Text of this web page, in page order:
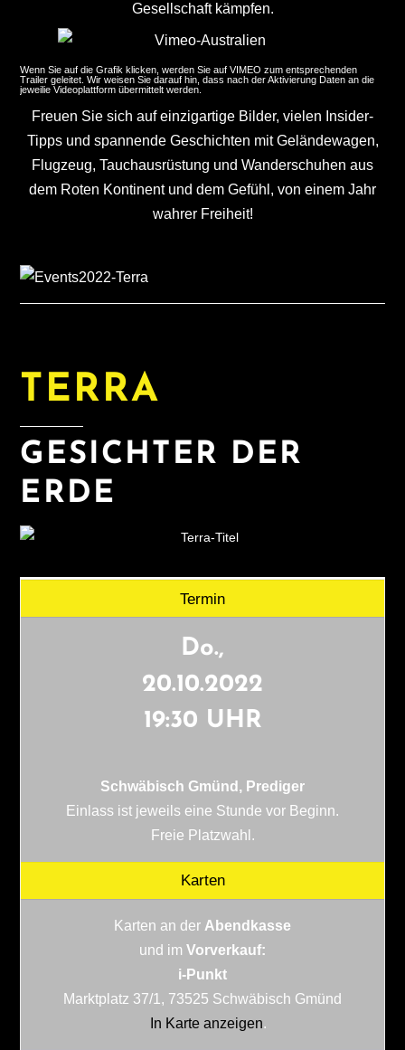
Gesellschaft kämpfen.
Wenn Sie auf die Grafik klicken, werden Sie auf VIMEO zum entsprechenden
Trailer geleitet. Wir weisen Sie darauf hin, dass nach der Aktivierung Daten an die
jeweilie Videoplattform übermittelt werden.
Freuen Sie sich auf einzigartige Bilder, vielen Insider-
Tipps und spannende Geschichten mit Geländewagen,
Flugzeug, Tauchausrüstung und Wanderschuhen aus
dem Roten Kontinent und dem Gefühl, von einem Jahr
wahrer Freiheit!
TERRA
GESICHTER DER
ERDE
Termin
Do.,
20.10.2022
19:30 UHR
Schwäbisch Gmünd, Prediger
Einlass ist jeweils eine Stunde vor Beginn.
Freie Platzwahl.
Karten
Karten an der Abendkasse
und im Vorverkauf:
i-Punkt
Marktplatz 37/1, 73525 Schwäbisch Gmünd
In Karte anzeigen.